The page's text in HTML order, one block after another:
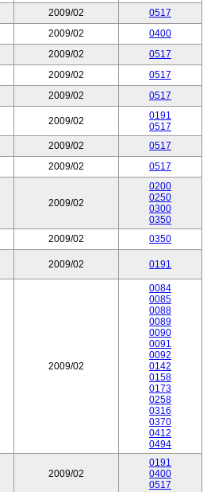
2009/02
0517
2009/02
0400
2009/02
0517
2009/02
0517
2009/02 0517
2009/02
0191
0517
2009/02
0517
2009/02 0517
2009/02
0200
0250
0300
0350
2009/02
0350
2009/02 0191
2009/02
0084
0085
0088
0089
0090
0091
0092
0142
0158
0173
0258
0316
0370
0412
0494
2009/02
0191
0400
0517